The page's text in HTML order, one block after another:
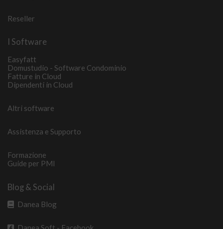
Reseller
I Software
Easyfatt
Domustudio - Software Condominio
Fatture in Cloud
Dipendenti in Cloud
Altri software
Assistenza e Supporto
Formazione
Guide per PMI
Blog & Social
Danea Blog